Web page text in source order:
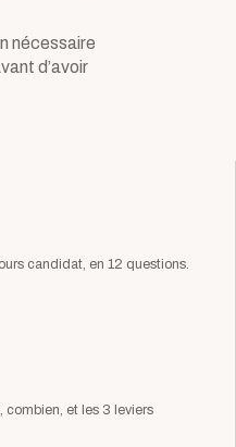
nécessaire
d’avoir
candidat, en 12 questions.
combien, et les 3 leviers